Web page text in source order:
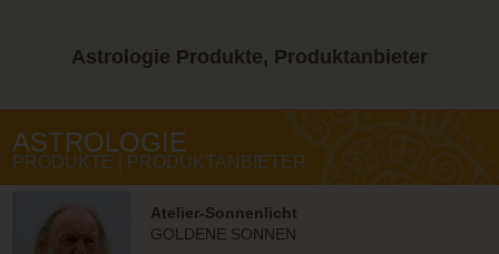
Astrologie Produkte, Produktanbieter
ASTROLOGIE
PRODUKTE | PRODUKTANBIETER
Atelier-Sonnenlicht
GOLDENE SONNEN